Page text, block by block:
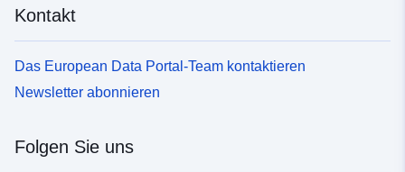
Kontakt
Das European Data Portal-Team kontaktieren
Newsletter abonnieren
Folgen Sie uns